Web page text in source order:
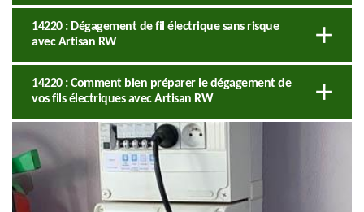
14220 : Dégagement de fil électrique sans risque
avec Artisan RW
14220 : Comment bien préparer le dégagement de
vos fils électriques avec Artisan RW